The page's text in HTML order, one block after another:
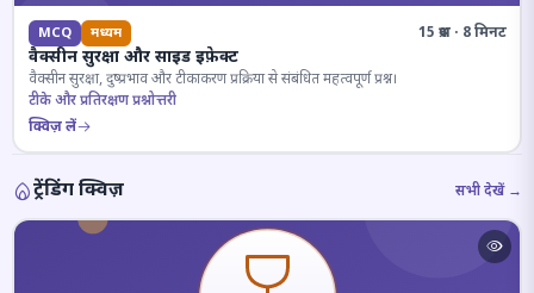
MCQ मध्यम 15 प्रश्न · 8 मिनट
वैक्सीन सुरक्षा और साइड इफ़ेक्ट
वैक्सीन सुरक्षा, दुष्प्रभाव और टीकाकरण प्रक्रिया से संबंधित महत्वपूर्ण प्रश्न।
टीके और प्रतिरक्षण प्रश्नोत्तरी
क्विज़ लें
ट्रेंडिंग क्विज़ सभी देखें →